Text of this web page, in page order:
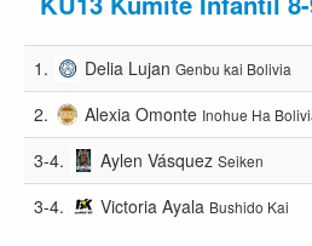
1. Delia Lujan Genbu kai Bolivia
2. Alexia Omonte Inohue Ha
3-4. Aylen Vásquez Seiken
3-4. Victoria Ayala Bushido Kai